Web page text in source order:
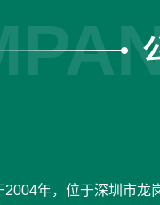
年，位于深圳市龙